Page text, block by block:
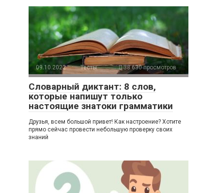
09.10.2022 Тесты 38 630 просмотров
Словарный диктант: 8 слов,
которые напишут только
настоящие знатоки грамматики
Друзья, всем большой привет! Как настроение? Хотите
прямо сейчас провести небольшую проверку своих
знаний